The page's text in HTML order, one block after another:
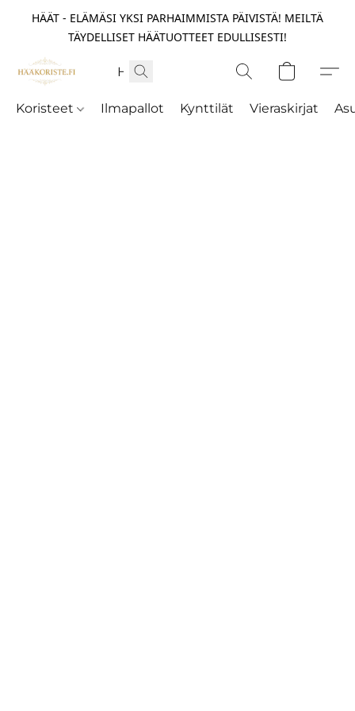
HÄÄT - ELÄMÄSI YKSI PARHAIMMISTA PÄIVISTÄ! MEILTÄ
TÄYDELLISET HÄÄTUOTTEET EDULLISESTI!
Koristeet Ilmapallot Kynttilät Vieraskirjat